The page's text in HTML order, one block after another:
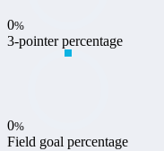
0%
3-pointer percentage
0%
Field goal percentage